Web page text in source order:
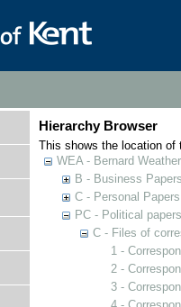
Hierarchy Browser
This shows the location of
WEA - Bernard
B - Business
C - Personal Papers
PC - Political
C - Files of
1 -
2 -
3 -